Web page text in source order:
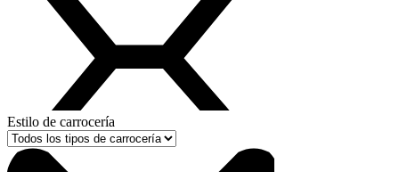
Estilo de carrocería